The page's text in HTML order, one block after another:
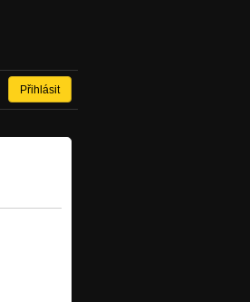
Přihlásit